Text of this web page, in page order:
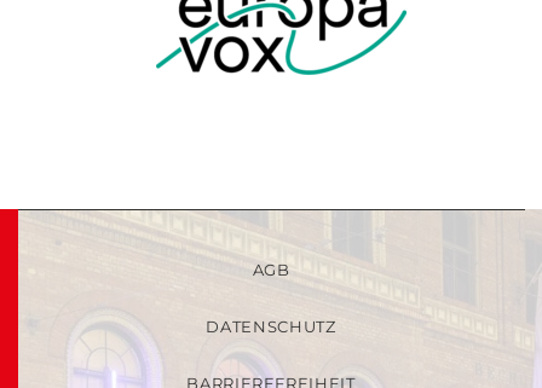
AGB
DATENSCHUTZ
BARRIEREFREIHEIT